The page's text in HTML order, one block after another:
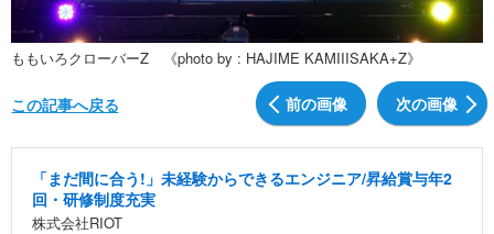
ももいろクローバーZ 《photo by : HAJIME KAMIIISAKA+Z》
前の画像 次の画像
この記事へ戻る
「まだ間に合う!」未経験からできるエンジニア/昇給賞与年2
回・研修制度充実
株式会社RIOT